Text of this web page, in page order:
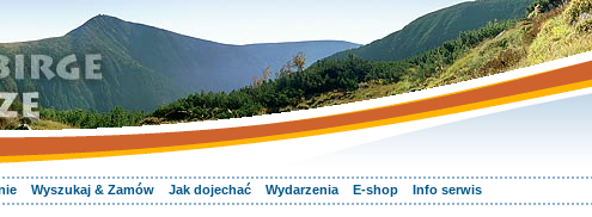
Wyszukaj & Zamów Jak dojechać Wydarzenia E-shop Info serwis